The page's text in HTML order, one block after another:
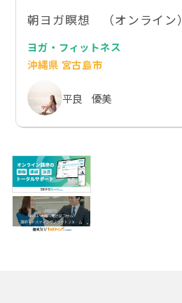
朝ヨガ瞑想 （オンライン）
ヨガ・フィットネス
沖縄県 宮古島市
平良 優美